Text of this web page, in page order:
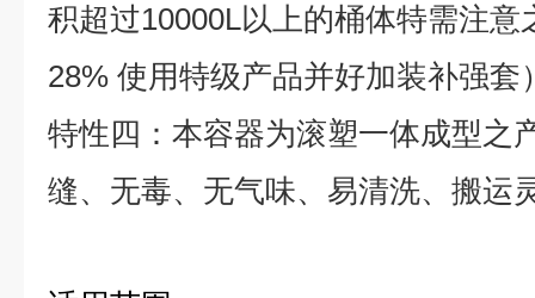
积超过10000L以上的桶体特需注意
28% 使用特级产品并好加装补强套
特性四：本容器为滚塑一体成型之
缝、无毒、无气味、易清洗、搬运